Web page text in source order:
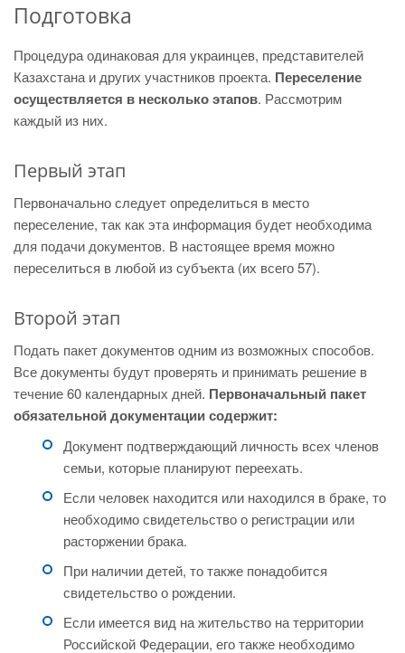
Подготовка
Процедура одинаковая для украинцев, представителей
Казахстана и других участников проекта. Переселение
осуществляется в несколько этапов. Рассмотрим
каждый из них.
Первый этап
Первоначально следует определиться в место
переселение, так как эта информация будет необходима
для подачи документов. В настоящее время можно
переселиться в любой из субъекта (их всего 57).
Второй этап
Подать пакет документов одним из возможных способов.
Все документы будут проверять и принимать решение в
течение 60 календарных дней. Первоначальный пакет
обязательной документации содержит:
Документ подтверждающий личность всех членов
семьи, которые планируют переехать.
Если человек находится или находился в браке, то
необходимо свидетельство о регистрации или
расторжении брака.
При наличии детей, то также понадобится
свидетельство о рождении.
Если имеется вид на жительство на территории
Российской Федерации, его также необходимо